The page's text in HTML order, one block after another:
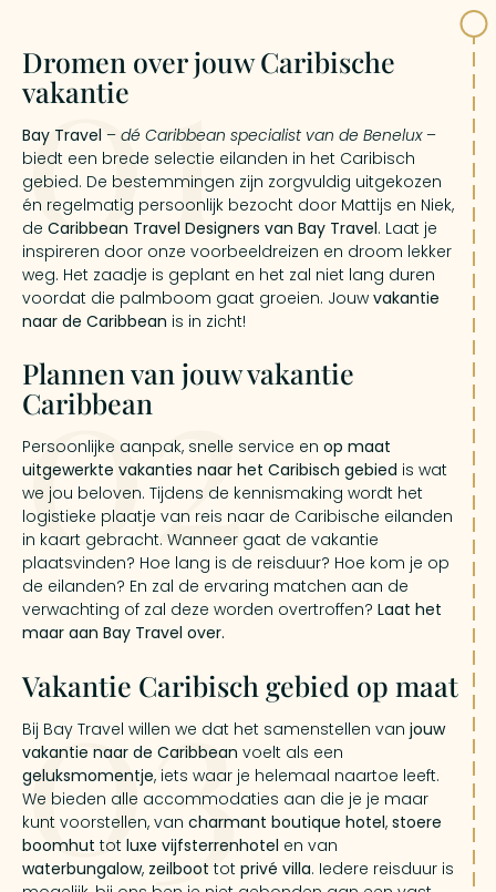
01
Dromen over jouw Caribische
vakantie
Bay Travel – dé Caribbean specialist van de Benelux–
biedt een brede selectie eilanden in het Caribisch
gebied. De bestemmingen zijn zorgvuldig uitgekozen
én regelmatig persoonlijk bezocht door Mattijs en Niek,
de Caribbean Travel Designers van Bay Travel. Laat je
inspireren door onze voorbeeldreizen en droom lekker
weg. Het zaadje is geplant en het zal niet lang duren
voordat die palmboom gaat groeien. Jouw vakantie
naar de Caribbean is in zicht!
02
Plannen van jouw vakantie
Caribbean
Persoonlijke aanpak, snelle service en op maat
uitgewerkte vakanties naar het Caribisch gebied is wat
we jou beloven. Tijdens de kennismaking wordt het
logistieke plaatje van reis naar de Caribische eilanden
in kaart gebracht. Wanneer gaat de vakantie
plaatsvinden? Hoe lang is de reisduur? Hoe kom je op
de eilanden? En zal de ervaring matchen aan de
verwachting of zal deze worden overtroffen? Laat het
maar aan Bay Travel over.
03
Vakantie Caribisch gebied op maat
Bij Bay Travel willen we dat het samenstellen van jouw
vakantie naar de Caribbean voelt als een
geluksmomentje, iets waar je helemaal naartoe leeft.
We bieden alle accommodaties aan die je je maar
kunt voorstellen, van charmant boutique hotel, stoere
boomhut tot luxe vijfsterrenhotel en van
waterbungalow, zeilboot tot privé villa. Iedere reisduur is